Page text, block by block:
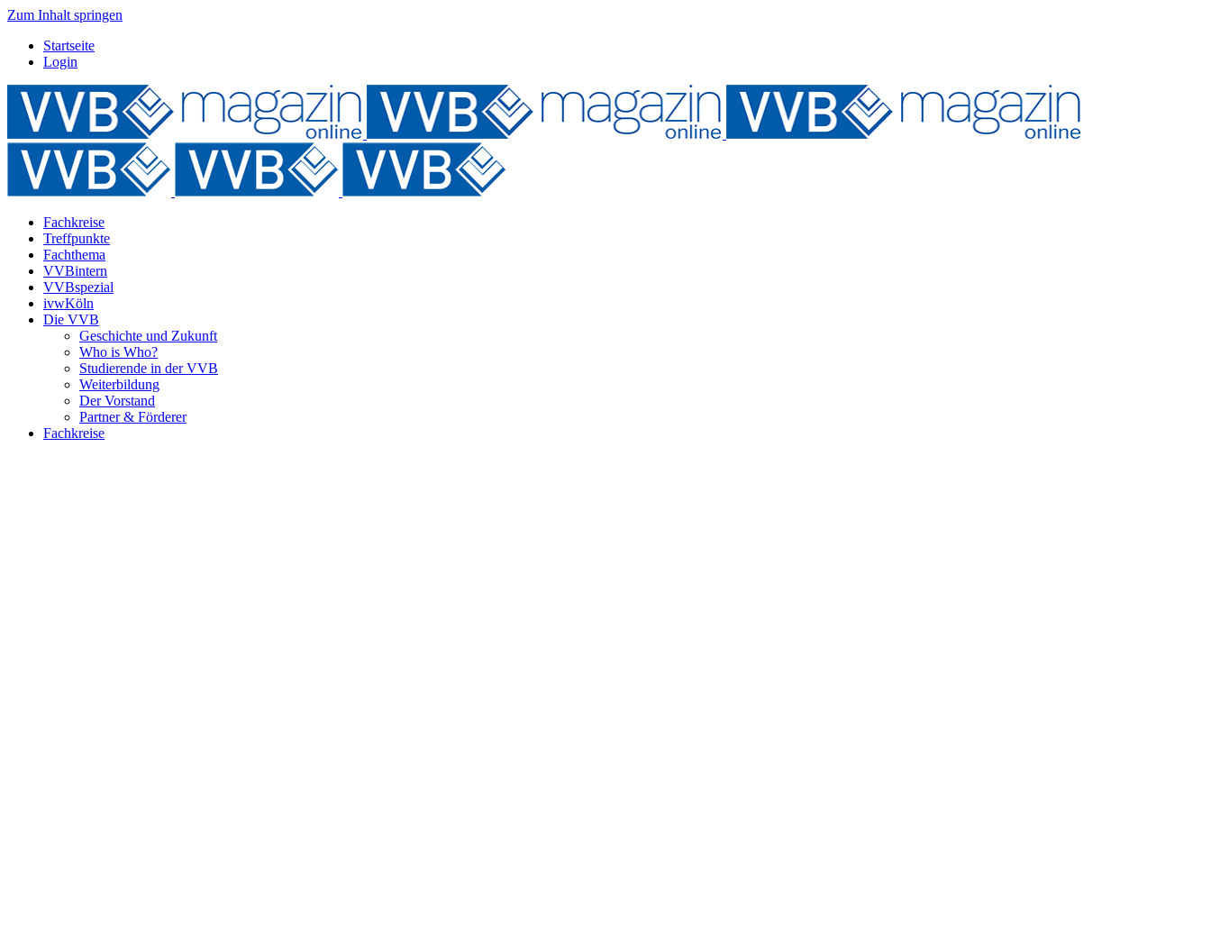
Zum Inhalt springen
Startseite
Login
Fachkreise
Treffpunkte
Fachthema
VVBintern
VVBspezial
ivwKöln
Die VVB
Geschichte und Zukunft
Who is Who?
Studierende in der VVB
Weiterbildung
Der Vorstand
Partner & Förderer
Fachkreise